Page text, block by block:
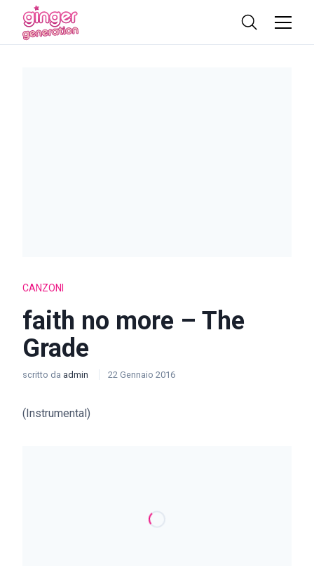
CANZONI
faith no more – The
Grade
scritto da admin 22 Gennaio 2016
(Instrumental)